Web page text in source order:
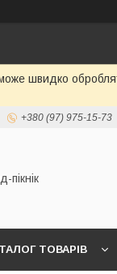
швидко
+380 (97) 975-15-73
пікнік
ТОВАРІВ